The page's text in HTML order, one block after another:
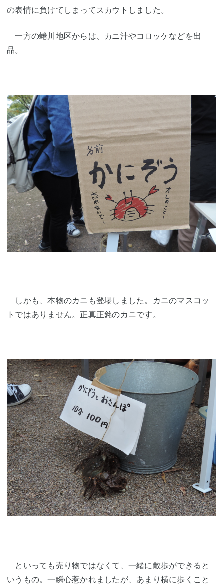
の表情に負けてしまってスカウトしました。
一方の蜷川地区からは、カニ汁やコロッケなどを出
品。
しかも、本物のカニも登場しました。カニのマスコッ
トではありません。正真正銘のカニです。
といっても売り物ではなくて、一緒に散歩ができると
いうもの。一瞬心惹かれましたが、あまり横に歩くこと